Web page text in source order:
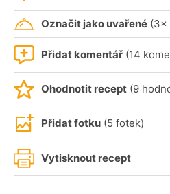
Označit jako uvařené (3×
Přidat komentář (14
Ohodnotit recept (9
Přidat fotku (5 fotek)
Vytisknout recept